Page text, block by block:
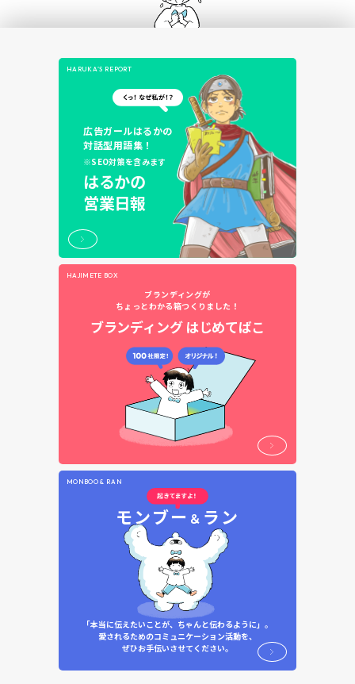
HARUKA’S REPORT
広告ガールはるかの
対話型用語集！
※SEO対策を含みます
はるかの
営業日報
HAJIMETE BOX
ブランディングが
ちょっとわかる箱つくりました！
ブランディング はじめてばこ
MONBOO & RAN
モンブー ＆ ラン
「本当に伝えたいことが、ちゃんと伝わるように」。
愛されるためのコミュニケーション活動を、
ぜひお手伝いさせてください。